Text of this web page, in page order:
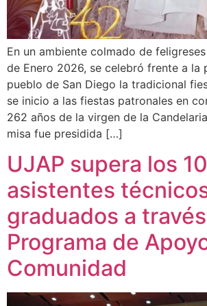
En un ambiente colmado de
de Enero 2026, se celebró frente a la
pueblo de San Diego la tradicional
se inicio a las fiestas patronales en
262 años de la virgen de la
misa fue presidida […]
UJAP supera los
asistentes
graduados a
Programa de
Comunidad